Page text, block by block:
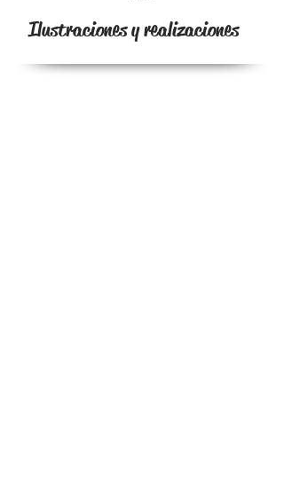
Ilustraciones y realizaciones